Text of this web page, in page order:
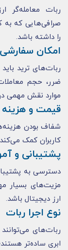
ربات معامله‌گر
صرافی‌هایی که به
را داشته باشد.
امکان
ربات‌های ترید
ضرر، حجم
موارد نقش مهمی
قیمت و
شفاف بودن
کاربران کمک
پشتیبانی و
دسترسی به
مزیت‌های بسیار
ارز دیجیتال باشد.
نوع اجرا ربات
ربات‌های
ابری ساده‌تر